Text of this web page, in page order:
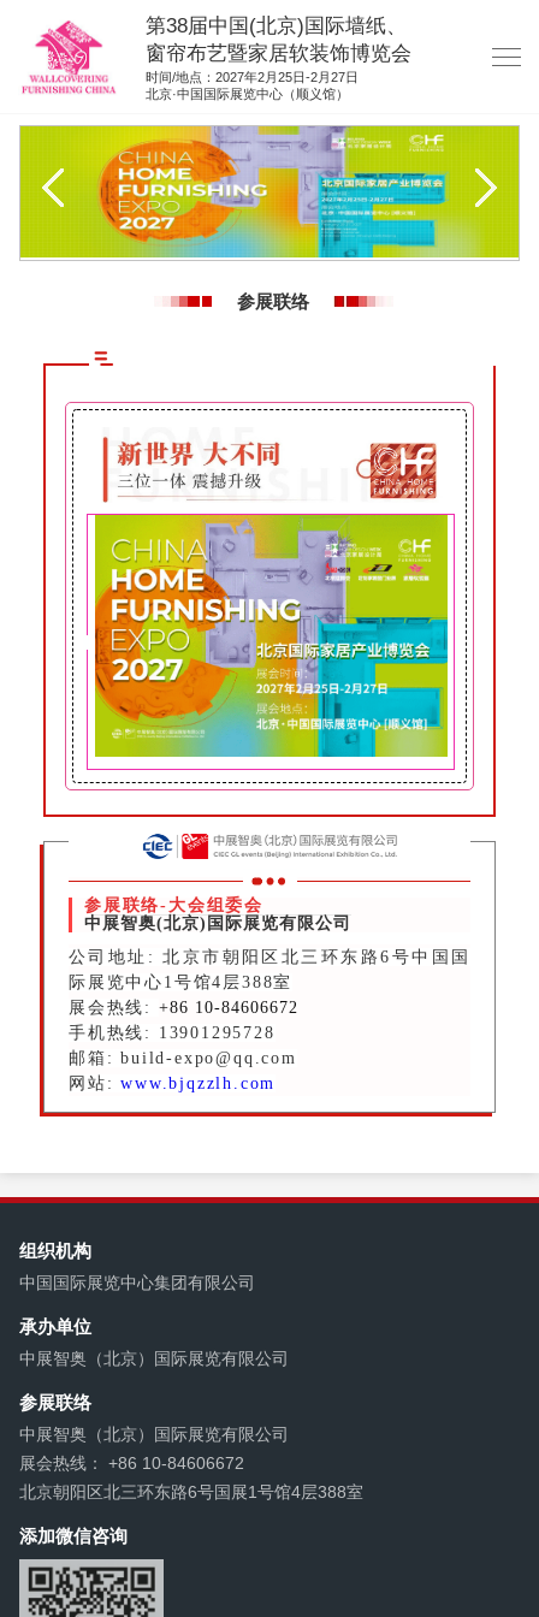
第38届中国(北京)国际墙纸、
窗帘布艺暨家居软装饰博览会
时间/地点：2027年2月25日-2月27日
北京·中国国际展览中心（顺义馆）
展商服务
展位申请
集团展会
参展联络
参展联络
参展联络-大会组委会
中展智奥(北京)国际展览有限公司
公司地址: 北京市朝阳区北三环东路6号中国国
际展览中心1号馆4层388室
展会热线: +86 10-84606672
手机热线: 13901295728
邮箱: build-expo@qq.com
网站:www.bjqzzlh.com
组织机构
中国国际展览中心集团有限公司
承办单位
中展智奥（北京）国际展览有限公司
参展联络
中展智奥（北京）国际展览有限公司
展会热线： +86 10-84606672
北京朝阳区北三环东路6号国展1号馆4层388室
添加微信咨询